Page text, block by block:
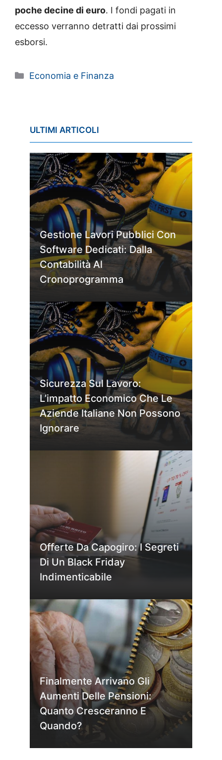
poche decine di euro. I fondi pagati in
eccesso verranno detratti dai prossimi
esborsi.
Categorie
Economia e Finanza
ULTIMI ARTICOLI
Gestione Lavori Pubblici Con
Software Dedicati: Dalla
Contabilità Al
Cronoprogramma
Sicurezza Sul Lavoro:
L’impatto Economico Che Le
Aziende Italiane Non Possono
Ignorare
Offerte Da Capogiro: I Segreti
Di Un Black Friday
Indimenticabile
Finalmente Arrivano Gli
Aumenti Delle Pensioni:
Quanto Cresceranno E
Quando?